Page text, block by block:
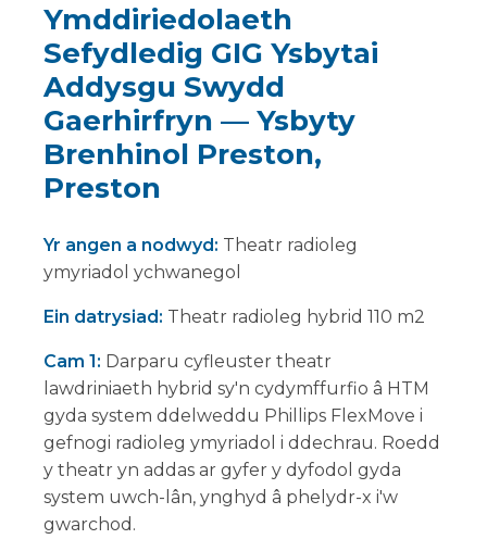
Ymddiriedolaeth
Sefydledig GIG Ysbytai
Addysgu Swydd
Gaerhirfryn — Ysbyty
Brenhinol Preston,
Preston
Yr angen a nodwyd: Theatr radioleg
ymyriadol ychwanegol
Ein datrysiad: Theatr radioleg hybrid 110 m2
Cam 1: Darparu cyfleuster theatr
lawdriniaeth hybrid sy'n cydymffurfio â HTM
gyda system ddelweddu Phillips FlexMove i
gefnogi radioleg ymyriadol i ddechrau. Roedd
y theatr yn addas ar gyfer y dyfodol gyda
system uwch-lân, ynghyd â phelydr-x i'w
gwarchod.